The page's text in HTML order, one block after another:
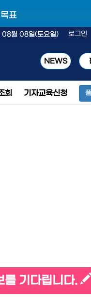
표
월 08일(토요일) 로그인
NEWS
회 기자교육신청
기다립니다.